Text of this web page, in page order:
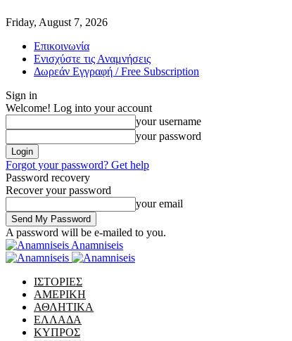
Friday, August 7, 2026
Επικοινωνία
Ενισχύστε τις Αναμνήσεις
Δωρεάν Εγγραφή / Free Subscription
Sign in
Welcome! Log into your account
your username
your password
Forgot your password? Get help
Password recovery
Recover your password
your email
A password will be e-mailed to you.
Anamniseis
ΙΣΤΟΡΙΕΣ
ΑΜΕΡΙΚΗ
ΑΘΛΗΤΙΚΑ
ΕΛΛΑΔΑ
ΚΥΠΡΟΣ